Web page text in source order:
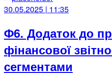
30.05.2025 | 11:35
Ф6. Додаток до
фінансової
сегментами